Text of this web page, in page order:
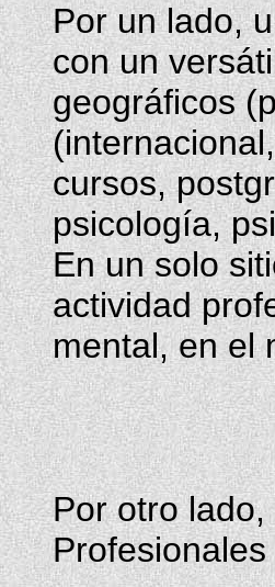
Por un lado,
con un
geográficos
cursos,
psicología,
En un solo
actividad
mental, en el
Por otro